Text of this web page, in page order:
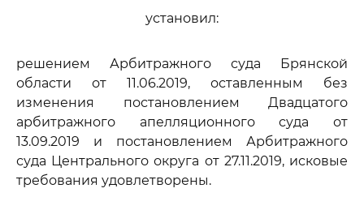
установил:
решением Арбитражного суда Брянской
области от 11.06.2019, оставленным без
изменения постановлением Двадцатого
арбитражного апелляционного суда от
13.09.2019 и постановлением Арбитражного
суда Центрального округа от 27.11.2019, исковые
требования удовлетворены.